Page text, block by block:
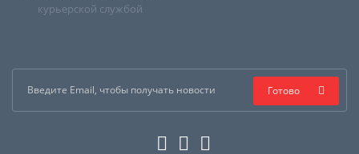
курьерской службой
Готово